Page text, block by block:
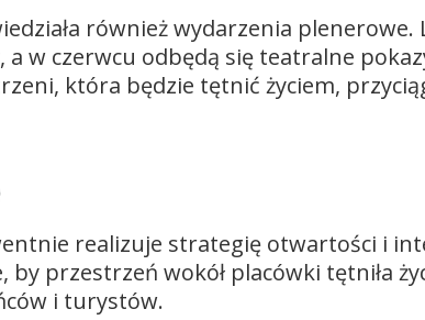
również wydarzenia plenerowe.
w czerwcu odbędą się teatralne
która będzie tętnić życiem,
realizuje strategię otwartości i
by przestrzeń wokół placówki tętniła
i turystów.